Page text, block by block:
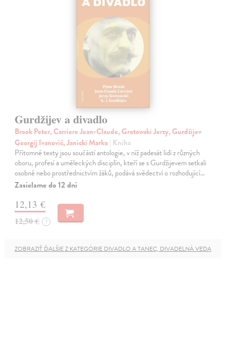
Gurdžijev a divadlo
Brook Peter, Carriere Jean-Claude, Grotowski Jerzy, Gurdžijev
Georgij Ivanovič, Janicki Marko| Kniha
Přítomné texty jsou součástí antologie, v níž padesát lidí z různých
oboru, profesí a uměleckých disciplín, kteří se s Gurdžijevem setkali
osobně nebo prostřednictvím žáků, podává svědectví o rozhodující…
Zasielame do 12 dní
12,13 €
12,50 € ?
ZOBRAZIŤ ĎALŠIE Z KATEGÓRIE DIVADLO A TANEC, DIVADELNÁ VEDA